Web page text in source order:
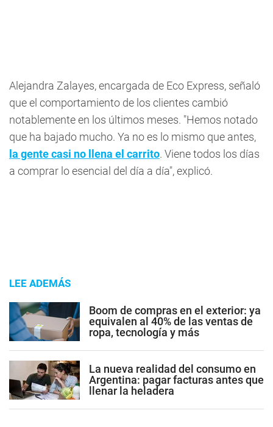
Alejandra Zalayes, encargada de Eco Express, señaló
que el comportamiento de los clientes cambió
notablemente en los últimos meses. "Hemos notado
que ha bajado mucho. Ya no es lo mismo que antes,
la gente casi no llena el carrito. Viene todos los días
a comprar lo esencial del día a día", explicó.
LEE ADEMÁS
Boom de compras en el exterior: ya
equivalen al 40% de las ventas de
ropa, tecnología y más
La nueva realidad del consumo en
Argentina: pagar facturas antes que
llenar la heladera